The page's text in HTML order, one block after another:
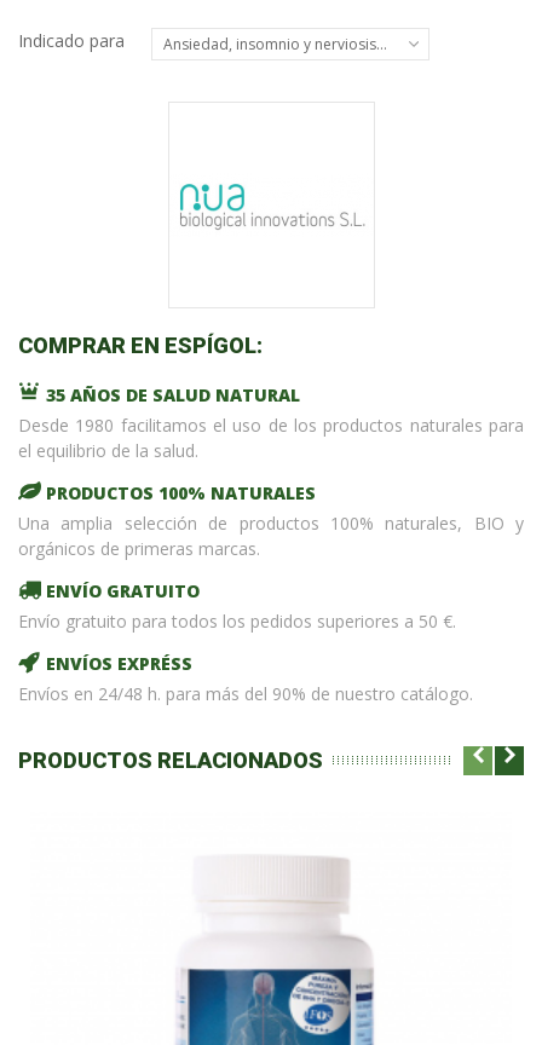
Indicado para Ansiedad, insomnio y nerviosismo
COMPRAR EN ESPÍGOL:
35 AÑOS DE SALUD NATURAL
Desde 1980 facilitamos el uso de los productos naturales para
el equilibrio de la salud.
PRODUCTOS 100% NATURALES
Una amplia selección de productos 100% naturales, BIO y
orgánicos de primeras marcas.
ENVÍO GRATUITO
Envío gratuito para todos los pedidos superiores a 50 €.
ENVÍOS EXPRÉSS
Envíos en 24/48 h. para más del 90% de nuestro catálogo.
PRODUCTOS RELACIONADOS